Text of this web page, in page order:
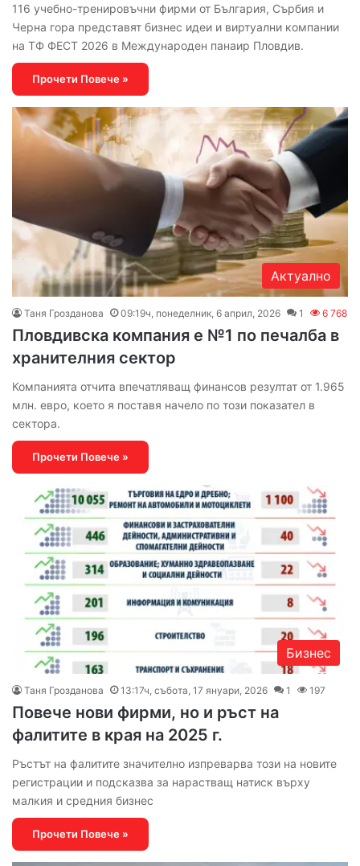
116 учебно-тренировъчни фирми от България, Сърбия и
Черна гора представят бизнес идеи и виртуални компании
на ТФ ФЕСТ 2026 в Международен панаир Пловдив.
Прочети Повече »
Актуално
Таня Грозданова 09:19ч, понеделник, 6 април, 2026 1 6 768
Пловдивска компания е №1 по печалба в
хранителния сектор
Компанията отчита впечатляващ финансов резултат от 1.965
млн. евро, което я поставя начело по този показател в
сектора.
Прочети Повече »
Бизнес
Таня Грозданова 13:17ч, събота, 17 януари, 2026 1 197
Повече нови фирми, но и ръст на
фалитите в края на 2025 г.
Ръстът на фалитите значително изпреварва този на новите
регистрации и подсказва за нарастващ натиск върху
малкия и средния бизнес
Прочети Повече »